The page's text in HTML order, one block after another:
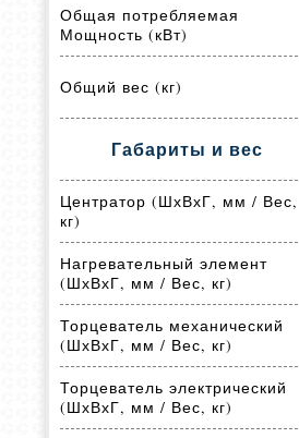
Общая потребляемая
Мощность (кВт)
Общий вес (кг)
Габариты и вес
Центратор (ШхВхГ, мм / Вес,
кг)
Нагревательный элемент
(ШхВхГ, мм / Вес, кг)
Торцеватель механический
(ШхВхГ, мм / Вес, кг)
Торцеватель электрический
(ШхВхГ, мм / Вес, кг)